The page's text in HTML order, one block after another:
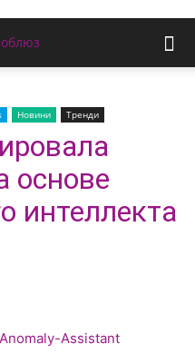
Новини Тренди
основе
интеллекта